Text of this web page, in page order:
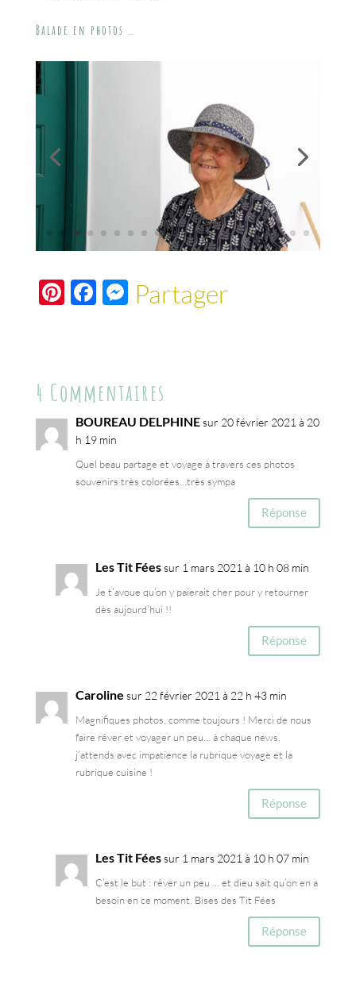
Balade en photos …
Pi
t
F
o
o
k
M
ge
r
Partager
4 Commentaires
BOUREAU DELPHINEsur 20 février 2021 à 20
h 19 min
Quel beau partage et voyage à travers ces photos
souvenirs très colorées…très sympa
Réponse
Les Tit Féessur 1 mars 2021 à 10 h 08 min
Je t’avoue qu’on y paierait cher pour y retourner
dès aujourd’hui !!
Réponse
Caroline sur 22 février 2021 à 22 h 43 min
Magnifiques photos, comme toujours ! Merci de nous
faire rêver et voyager un peu… à chaque news,
j’attends avec impatience la rubrique voyage et la
rubrique cuisine !
Réponse
Les Tit Féessur 1 mars 2021 à 10 h 07 min
C’est le but : rêver un peu … et dieu sait qu’on en a
besoin en ce moment. Bises des Tit Fées
Réponse